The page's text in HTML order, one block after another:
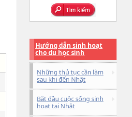
Hướng dẫn sinh hoạt
cho du học sinh
Những thủ tục cần làm
sau khi đến Nhật
Bắt đầu cuộc sống sinh
hoạt tại Nhật